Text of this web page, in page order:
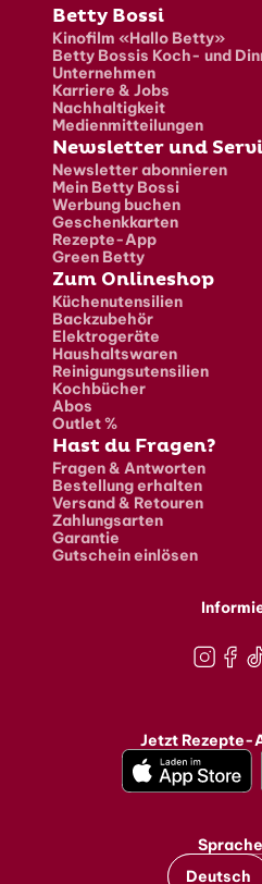
Fusszeile
Betty Bossi
Kinofilm «Hallo Betty»
Betty Bossis Koch- und
Unternehmen
Karriere & Jobs
Nachhaltigkeit
Medienmitteilungen
Newsletter und
Newsletter abonnieren
Mein Betty Bossi
Werbung buchen
Geschenkkarten
Rezepte-App
Green Betty
Zum Onlineshop
Küchenutensilien
Backzubehör
Elektrogeräte
Haushaltswaren
Reinigungsutensilien
Kochbücher
Abos
Outlet %
Hast du Fragen?
Fragen & Antworten
Bestellung erhalten
Versand & Retouren
Zahlungsarten
Garantie
Gutschein einlösen
Jetzt Rezepte-
Deutsch